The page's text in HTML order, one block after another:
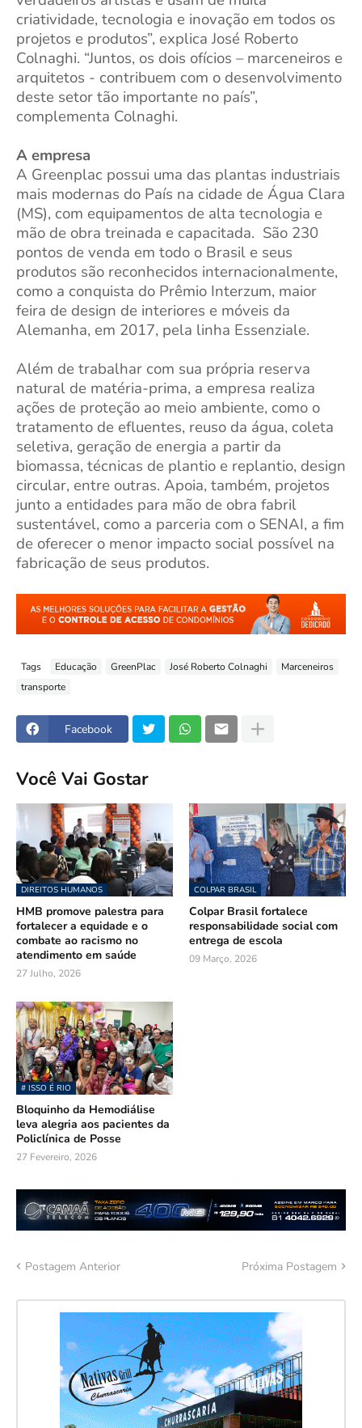
criatividade, tecnologia e inovação em todos os
projetos e produtos”, explica José Roberto
Colnaghi. “Juntos, os dois ofícios – marceneiros e
arquitetos - contribuem com o desenvolvimento
deste setor tão importante no país”,
complementa Colnaghi.
A empresa
A Greenplac possui uma das plantas industriais
mais modernas do País na cidade de Água Clara
(MS), com equipamentos de alta tecnologia e
mão de obra treinada e capacitada. São 230
pontos de venda em todo o Brasil e seus
produtos são reconhecidos internacionalmente,
como a conquista do Prêmio Interzum, maior
feira de design de interiores e móveis da
Alemanha, em 2017, pela linha Essenziale.
Além de trabalhar com sua própria reserva
natural de matéria-prima, a empresa realiza
ações de proteção ao meio ambiente, como o
tratamento de efluentes, reuso da água, coleta
seletiva, geração de energia a partir da
biomassa, técnicas de plantio e replantio, design
circular, entre outras. Apoia, também, projetos
junto a entidades para mão de obra fabril
sustentável, como a parceria com o SENAI, a fim
de oferecer o menor impacto social possível na
fabricação de seus produtos.
Tags Educação GreenPlac José Roberto Colnaghi
Marceneiros
transporte
Facebook
Você Vai Gostar
DIREITOS HUMANOS
HMB promove palestra para
fortalecer a equidade e o
combate ao racismo no
atendimento em saúde
27 Julho, 2026
COLPAR BRASIL
Colpar Brasil fortalece
responsabilidade social com
entrega de escola
09 Março, 2026
# ISSO É RIO
Bloquinho da Hemodiálise
leva alegria aos pacientes da
Policlínica de Posse
27 Fevereiro, 2026
Postagem Anterior Próxima Postagem